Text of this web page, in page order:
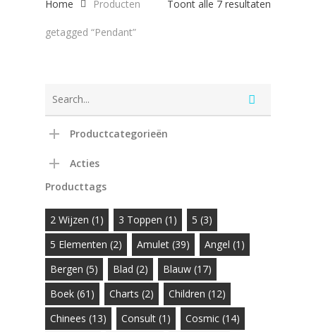
Toont alle 7 resultaten
Home Producten
getagged “Pendant”
Productcategorieën
Acties
Producttags
2 Wijzen (1) 3 Toppen (1) 5 (3)
5 Elementen (2) Amulet (39) Angel (1)
Bergen (5) Blad (2) Blauw (17)
Boek (61) Charts (2) Children (12)
Chinees (13) Consult (1) Cosmic (14)